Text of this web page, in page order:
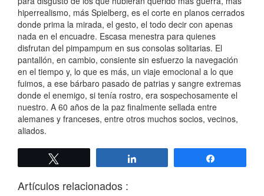
hiperrealismo, más Spielberg, es el corte en planos cerrados
donde prima la mirada, el gesto, el todo decir con apenas
nada en el encuadre. Escasa menestra para quienes
disfrutan del pimpampum en sus consolas solitarias. El
pantallón, en cambio, consiente sin esfuerzo la navegación
en el tiempo y, lo que es más, un viaje emocional a lo que
fuimos, a ese bárbaro pasado de patrias y sangre extremas
donde el enemigo, si tenía rostro, era sospechosamente el
nuestro. A 60 años de la paz finalmente sellada entre
alemanes y franceses, entre otros muchos socios, vecinos,
aliados.
Artículos relacionados :